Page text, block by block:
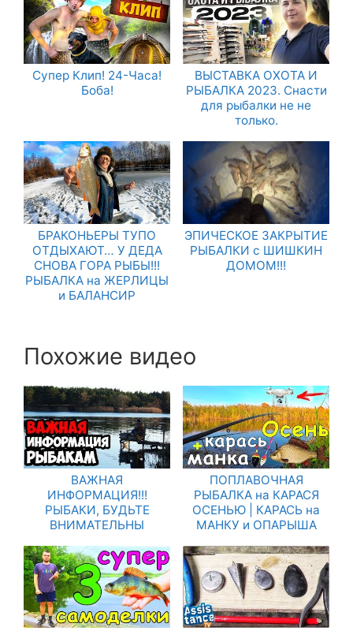
Супер Клип! 24-Часа!
Боба!
ВЫСТАВКА ОХОТА И
РЫБАЛКА 2023. Снасти
для рыбалки не не
только.
БРАКОНЬЕРЫ ТУПО
ОТДЫХАЮТ… У ДЕДА
СНОВА ГОРА РЫБЫ!!!
РЫБАЛКА на ЖЕРЛИЦЫ
и БАЛАНСИР
ЭПИЧЕСКОЕ ЗАКРЫТИЕ
РЫБАЛКИ с ШИШКИН
ДОМОМ!!!
Похожие видео
ВАЖНАЯ
ИНФОРМАЦИЯ!!!
РЫБАКИ, БУДЬТЕ
ВНИМАТЕЛЬНЫ
ПОПЛАВОЧНАЯ
РЫБАЛКА на КАРАСЯ
ОСЕНЬЮ | КАРАСЬ на
МАНКУ и ОПАРЫША